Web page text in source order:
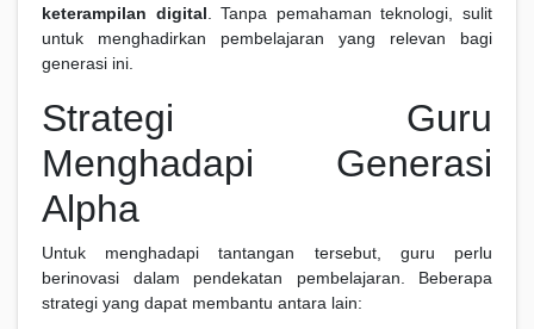
keterampilan digital. Tanpa pemahaman teknologi, sulit
untuk menghadirkan pembelajaran yang relevan bagi
generasi ini.
Strategi Guru
Menghadapi Generasi
Alpha
Untuk menghadapi tantangan tersebut, guru perlu
berinovasi dalam pendekatan pembelajaran. Beberapa
strategi yang dapat membantu antara lain: